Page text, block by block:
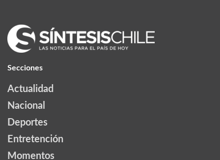
Secciones
Actualidad
Nacional
Deportes
Entretención
Momentos